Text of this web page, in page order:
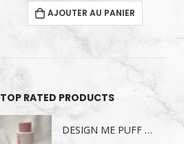
AJOUTER AU PANIER
TOP RATED PRODUCTS
DESIGN ME PUFF ME VOLUMIZING CONDITIONER 300 ml